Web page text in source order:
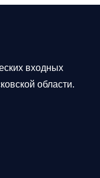
входных
области.